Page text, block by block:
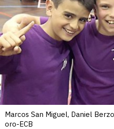
Marcos San Miguel, Daniel
oro-ECB